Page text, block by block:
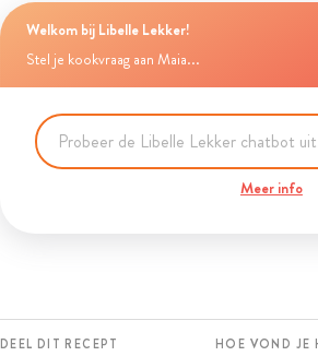
Welkom bij Libelle Lekker!
Stel je kookvraag aan Maia...
Meer info
DEEL DIT RECEPT HOE VOND JE